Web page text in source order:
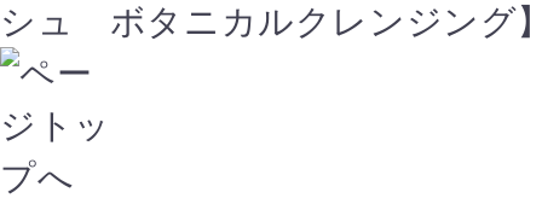
シュ ボタニカルクレンジング